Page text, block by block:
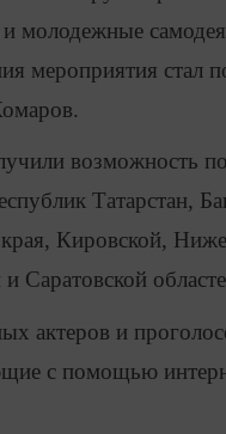
молодежные
мероприятия стал
возможность
Кировской,
Саратовской
актеров и
с помощью